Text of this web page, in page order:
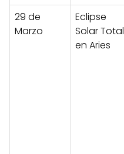
29 de
Marzo
Eclipse
Solar Total
en Aries